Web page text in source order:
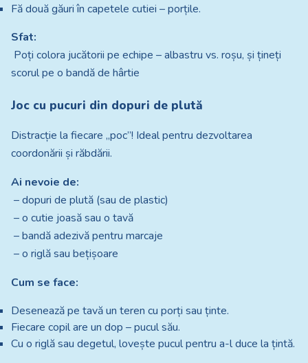
Fă două găuri în capetele cutiei – porțile.
Sfat:
Poți colora jucătorii pe echipe – albastru vs. roșu, și țineți
scorul pe o bandă de hârtie
Joc cu pucuri din dopuri de plută
Distracție la fiecare „poc”! Ideal pentru dezvoltarea
coordonării și răbdării.
Ai nevoie de:
– dopuri de plută (sau de plastic)
– o cutie joasă sau o tavă
– bandă adezivă pentru marcaje
– o riglă sau bețișoare
Cum se face:
Desenează pe tavă un teren cu porți sau ținte.
Fiecare copil are un dop – pucul său.
Cu o riglă sau degetul, lovește pucul pentru a-l duce la țintă.